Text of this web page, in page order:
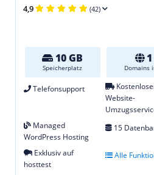
4,9 (42)
10 GB
Speicherplatz
1
Domains
Telefonsupport
Website-
Managed
WordPress Hosting
15
Exklusiv auf
hosttest
Alle